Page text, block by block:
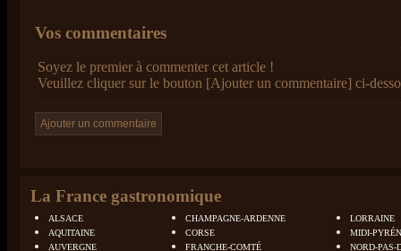
Vos commentaires
Soyez le premier à commenter cet article !
Veuillez cliquer sur le bouton [Ajouter un commentaire] ci-
La France gastronomique
ALSACE
AQUITAINE
AUVERGNE
CHAMPAGNE-ARDENNE
CORSE
FRANCHE-COMTÉ
LORRAINE
MIDI-
NORD-PAS-